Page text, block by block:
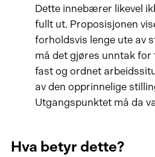
Dette innebærer likevel
fullt ut. Proposisjonen
forholdsvis lenge ute av
må det gjøres unntak
fast og ordnet
av den opprinnelige
Utgangspunktet må da
Hva betyr dette?